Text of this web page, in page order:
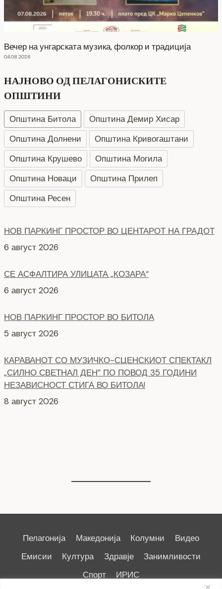
Вечер на унгарската музика, фолкор и традиција
04.08.2026
НАЈНОВО ОД ПЕЛАГОНИСКИТЕ
ОПШТИНИ
Општина Битола
Општина Демир Хисар
Општина Долнени
Општина Кривогаштани
Општина Крушево
Општина Могила
Општина Новаци
Општина Прилеп
Општина Ресен
6 август 2026
6 август 2026
5 август 2026
„СИЛНО СВЕТНАЛ ДЕН” ПО ПОВОД 35 ГОДИНИ
НЕЗАВИСНОСТ СТИГА ВО БИТОЛА!
8 август 2026
Пелагонија Македонија Колумни
Видео
Емисии
Култура Здравје
Занимливости
Спорт
ИРИС